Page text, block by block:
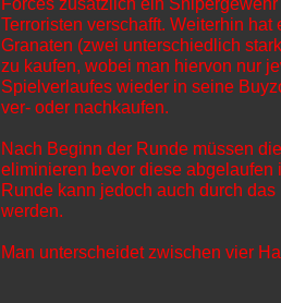
Terroristen verschafft. Weiterhin
Granaten (zwei unterschiedlich
zu kaufen, wobei man hiervon nur
Spielverlaufes wieder in seine
ver- oder nachkaufen.
Nach Beginn der Runde müssen
eliminieren bevor diese abgelaufen
Runde kann jedoch auch durch
werden.
Man unterscheidet zwischen vier